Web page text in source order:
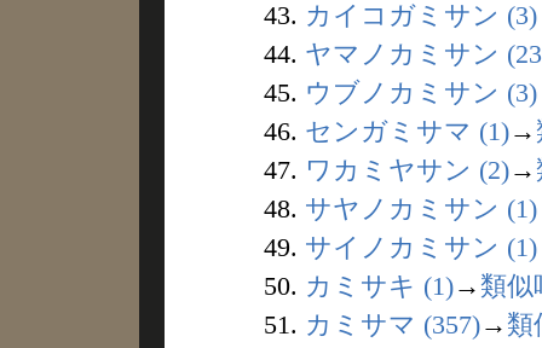
43. カイコガミサン (3)
44. ヤマノカミサン
45. ウブノカミサン (3)
46. センガミサマ (1)→
47. ワカミヤサン (2)→
48. サヤノカミサン (1)
49. サイノカミサン (1)
50. カミサキ (1)→ 類似
51. カミサマ (357)→ 類